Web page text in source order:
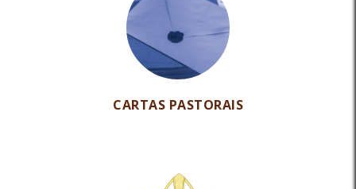
CARTAS PASTORAIS